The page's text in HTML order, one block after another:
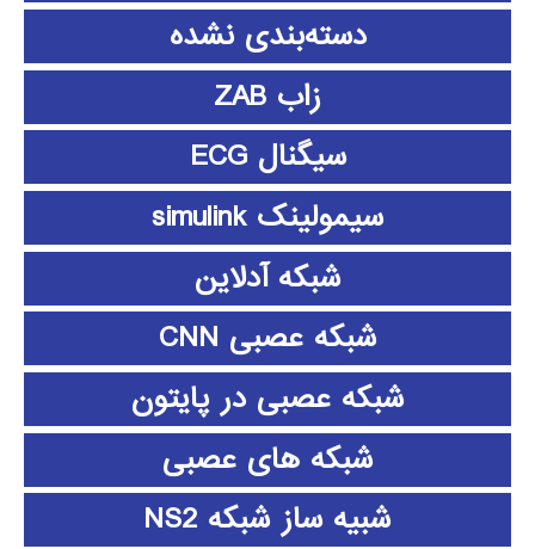
دسته‌بندی نشده
زاب ZAB
سیگنال ECG
سیمولینک simulink
شبکه آدلاین
شبکه عصبی CNN
شبکه عصبی در پایتون
شبکه های عصبی
شبیه ساز شبکه NS2